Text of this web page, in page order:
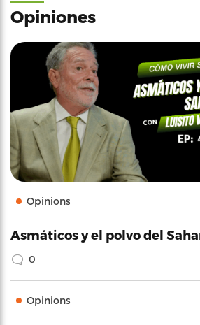
Opiniones
Opinions
Asmáticos y el polvo del
0
Opinions